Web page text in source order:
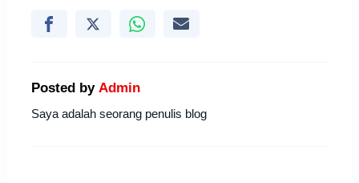
Posted by Admin
Saya adalah seorang penulis blog